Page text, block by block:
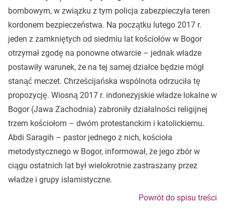
bombowym, w związku z tym policja zabezpieczyła teren
kordonem bezpieczeństwa. Na początku lutego 2017 r.
jeden z zamkniętych od siedmiu lat kościołów w Bogor
otrzymał zgodę na ponowne otwarcie – jednak władze
postawiły warunek, że na tej samej działce będzie mógł
stanąć meczet. Chrześcijańska wspólnota odrzuciła tę
propozycję. Wiosną 2017 r. indonezyjskie władze lokalne w
Bogor (Jawa Zachodnia) zabroniły działalności religijnej
trzem kościołom – dwóm protestanckim i katolickiemu.
Abdi Saragih – pastor jednego z nich, kościoła
metodystycznego w Bogor, informował, że jego zbór w
ciągu ostatnich lat był wielokrotnie zastraszany przez
władze i grupy islamistyczne.
Powrót do spisu treści